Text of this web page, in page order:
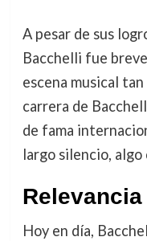
A pesar de sus
Bacchelli fue
escena musical
carrera de
de fama
largo silencio,
Hoy en día,